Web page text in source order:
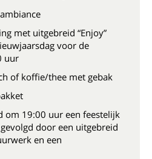
met uitgebreid “Enjoy”
voor de
uur
of koffie/thee met gebak
om 19:00 uur een feestelijk
door een uitgebreid
en een